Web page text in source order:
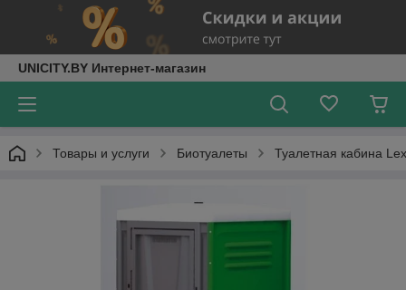
UNICITY.BY Интернет-магазин
Товары и услуги Биотуалеты Туалетная кабина